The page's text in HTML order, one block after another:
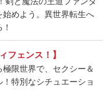
始めよう。異世界転生へ
フェンス！】
極限世界で、セクシー＆
特別なシチュエーショ